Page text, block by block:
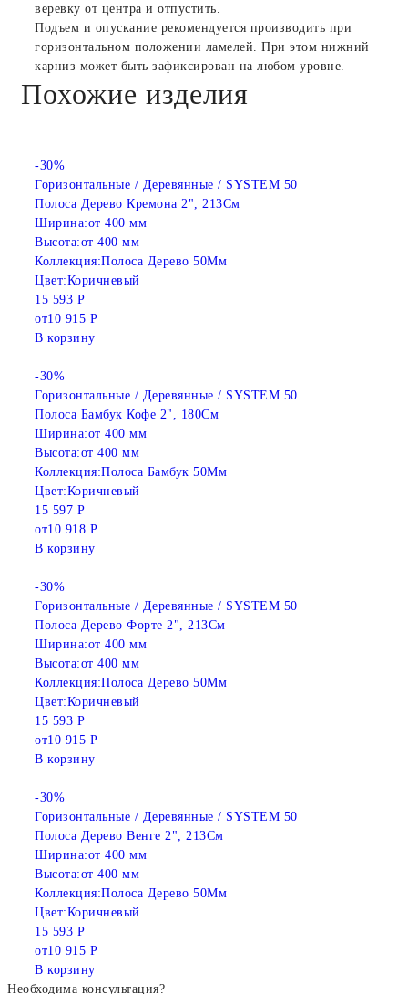
веревку от центра и отпустить.
Подъем и опускание рекомендуется производить при
горизонтальном положении ламелей. При этом нижний
карниз может быть зафиксирован на любом уровне.
Похожие изделия
-30%
Горизонтальные / Деревянные / SYSTEM 50
Полоса Дерево Кремона 2", 213См
Ширина:от 400 мм
Высота:от 400 мм
Коллекция:Полоса Дерево 50Мм
Цвет:Коричневый
15 593 Р
от10 915 Р
В корзину
-30%
Горизонтальные / Деревянные / SYSTEM 50
Полоса Бамбук Кофе 2", 180См
Ширина:от 400 мм
Высота:от 400 мм
Коллекция:Полоса Бамбук 50Мм
Цвет:Коричневый
15 597 Р
от10 918 Р
В корзину
-30%
Горизонтальные / Деревянные / SYSTEM 50
Полоса Дерево Форте 2", 213См
Ширина:от 400 мм
Высота:от 400 мм
Коллекция:Полоса Дерево 50Мм
Цвет:Коричневый
15 593 Р
от10 915 Р
В корзину
-30%
Горизонтальные / Деревянные / SYSTEM 50
Полоса Дерево Венге 2", 213См
Ширина:от 400 мм
Высота:от 400 мм
Коллекция:Полоса Дерево 50Мм
Цвет:Коричневый
15 593 Р
от10 915 Р
В корзину
Необходима консультация?